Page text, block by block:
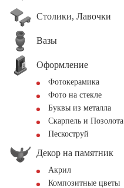
Столики, Лавочки
Вазы
Оформление
Фотокерамика
Фото на стекле
Буквы из металла
Скарпель и Позолота
Пескоструй
Декор на памятник
Акрил
Композитные цветы